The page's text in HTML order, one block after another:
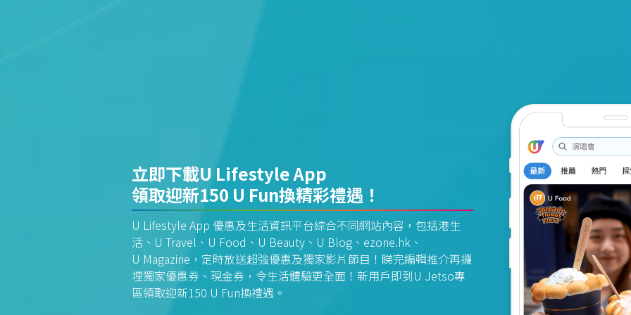
立即下載U Lifestyle App
領取迎新150 U Fun換精彩禮遇！
U Lifestyle App 優惠及生活資訊平台綜合不同網站內容，包括港生
活、U Travel、U Food、U Beauty、U Blog、ezone.hk、
U Magazine，定時放送超強優惠及獨家影片節目！睇完編輯推介再攞
埋獨家優惠券、現金券，令生活體驗更全面！新用戶即到U Jetso專
區領取迎新150 U Fun換禮遇。